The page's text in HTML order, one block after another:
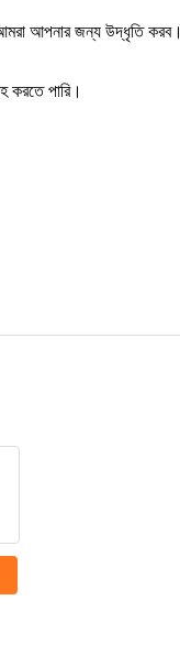
আপনার জন্য উদ্ধৃতি করব।
করতে পারি।